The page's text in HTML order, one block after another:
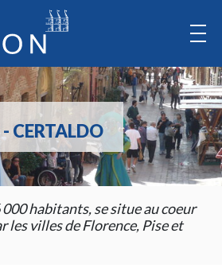
CERTALDO
habitants, se situe au coeur
les villes de Florence, Pise et